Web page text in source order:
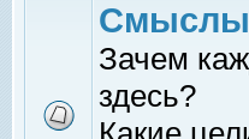
Смыслы
Зачем
здесь?